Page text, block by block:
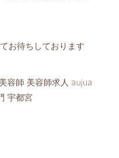
お待ちしております
容師 美容師求人 aujua
宇都宮